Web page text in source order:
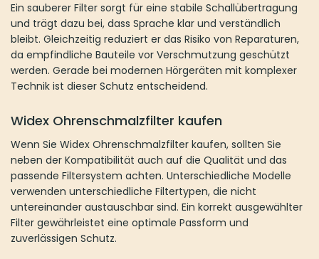
Ein sauberer Filter sorgt für eine stabile Schallübertragung
und trägt dazu bei, dass Sprache klar und verständlich
bleibt. Gleichzeitig reduziert er das Risiko von Reparaturen,
da empfindliche Bauteile vor Verschmutzung geschützt
werden. Gerade bei modernen Hörgeräten mit komplexer
Technik ist dieser Schutz entscheidend.
Widex Ohrenschmalzfilter kaufen
Wenn Sie Widex Ohrenschmalzfilter kaufen, sollten Sie
neben der Kompatibilität auch auf die Qualität und das
passende Filtersystem achten. Unterschiedliche Modelle
verwenden unterschiedliche Filtertypen, die nicht
untereinander austauschbar sind. Ein korrekt ausgewählter
Filter gewährleistet eine optimale Passform und
zuverlässigen Schutz.